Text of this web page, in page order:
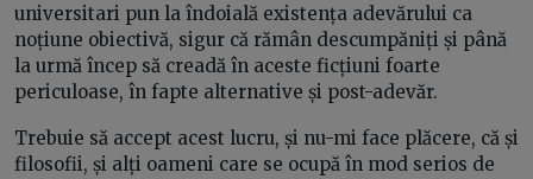
universitari pun la îndoială existența adevărului ca
noțiune obiectivă, sigur că rămân descumpăniți și până
la urmă încep să creadă în aceste ficțiuni foarte
periculoase, în fapte alternative și post-adevăr.
Trebuie să accept acest lucru, și nu-mi face plăcere, că și
filosofii, și alți oameni care se ocupă în mod serios de